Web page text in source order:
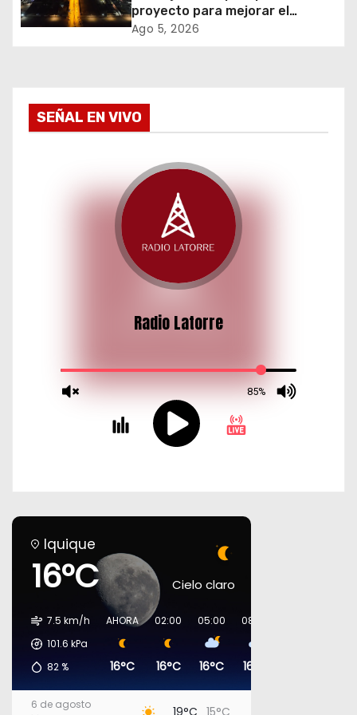
r
a
proyecto para mejorar el
alumbrado público del sector El
Ago 5, 2026
SEÑAL EN VIVO
Iquique
16°C Cielo claro
7.5 km/h
101.6 kPa
82 %
AHORA
16°C
02:00
16°C
05:00
16°C
08:00
16°C
6 de agosto 19°C 15°C